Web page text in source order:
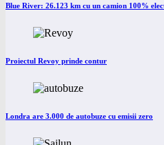
Blue River: 26.123 km cu un camion 100%
Proiectul Revoy prinde contur
Londra are 3.000 de autobuze cu emisii zero